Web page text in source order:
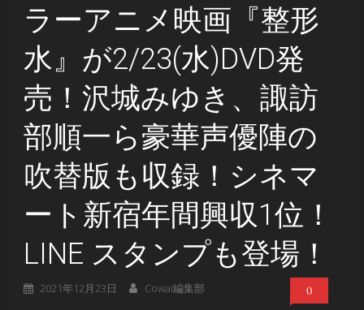
ラーアニメ映画『整形
水』が2/23(水)DVD発
売！沢城みゆき、諏訪
部順一ら豪華声優陣の
吹替版も収録！シネマ
ート新宿年間興収1位！
LINE スタンプも登場！
2021年12月23日 Cowai編集部 0